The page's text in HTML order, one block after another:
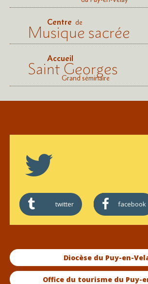
Centre de
Musique sacrée
Accueil
Saint Georges
Grand séminaire
twitter facebook
Diocèse du Puy-en-
Office du tourisme du Puy-